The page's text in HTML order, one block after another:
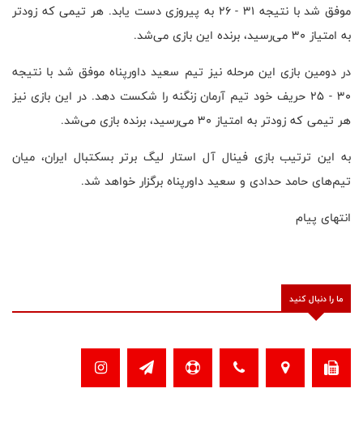
موفق شد با نتیجه ۳۱ - ۲۶ به پیروزی دست یابد. هر تیمی که زودتر
به امتیاز ۳۰ می‌رسید، برنده این بازی می‌شد.
در دومین بازی این مرحله نیز تیم سعید داورپناه موفق شد با نتیجه
۳۰ - ۲۵ حریف خود تیم آرمان زنگنه را شکست دهد. در این بازی نیز
هر تیمی که زودتر به امتیاز ۳۰ می‌رسید، برنده بازی می‌شد.
به این ترتیب بازی فینال آل استار لیگ برتر بسکتبال ایران، میان
تیم‌های حامد حدادی و سعید داورپناه برگزار خواهد شد.
انتهای پیام
ما را دنبال کنید